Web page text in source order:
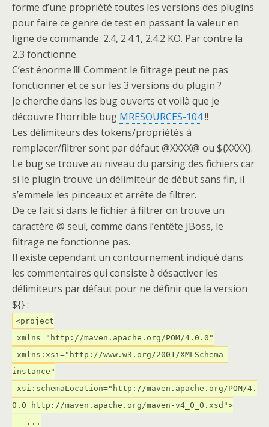
forme d’une propriété toutes les versions des plugins
pour faire ce genre de test en passant la valeur en
ligne de commande. 2.4, 2.4.1, 2.4.2 KO. Par contre la
2.3 fonctionne.
C’est énorme !!!! Comment le filtrage peut ne pas
fonctionner et ce sur les 3 versions du plugin ?
Je cherche dans les bug ouverts et voilà que je
découvre l’horrible bug MRESOURCES-104!!
Les délimiteurs des tokens/propriétés à
remplacer/filtrer sont par défaut @XXXX@ ou ${XXXX}.
Le bug se trouve au niveau du parsing des fichiers car
si le plugin trouve un délimiteur de début sans fin, il
s’emmele les pinceaux et arrête de filtrer.
De ce fait si dans le fichier à filtrer on trouve un
caractère @ seul, comme dans l’entête JBoss, le
filtrage ne fonctionne pas.
Il existe cependant un contournement indiqué dans
les commentaires qui consiste à désactiver les
délimiteurs par défaut pour ne définir que la version
${} :
<project
xmlns="http://maven.apache.org/POM/4.0.0"
xmlns:xsi="http://www.w3.org/2001/XMLSchema-
instance"
xsi:schemaLocation="http://maven.apache.org/POM/4.
0.0 http://maven.apache.org/maven-v4_0_0.xsd">
...